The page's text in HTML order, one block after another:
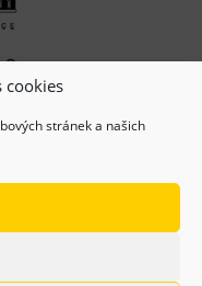
cookies
stránek a našich
VÍTKOVICE, z.s.